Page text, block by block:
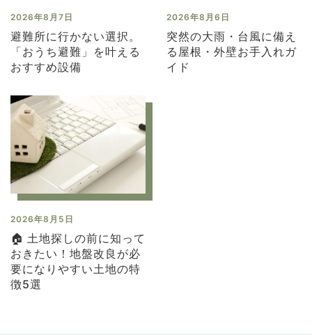
2026年8月7日
避難所に行かない選択。
「おうち避難」を叶える
おすすめ設備
2026年8月6日
突然の大雨・台風に備え
る屋根・外壁お手入れガ
イド
2026年8月5日
🏠 土地探しの前に知って
おきたい！地盤改良が必
要になりやすい土地の特
徴5選